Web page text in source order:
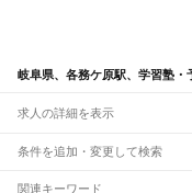
岐阜県、各務ケ原駅、学習塾・
求人の詳細を表示
条件を追加・変更して検索
市区町村を追加・変更
関連キーワード